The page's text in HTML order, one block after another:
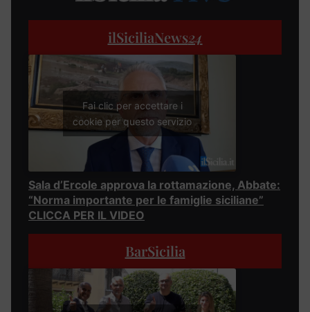
ilSiciliaNews24
Fai clic per accettare i
cookie per questo servizio
Sala d’Ercole approva la rottamazione, Abbate:
“Norma importante per le famiglie siciliane”
CLICCA PER IL VIDEO
BarSicilia